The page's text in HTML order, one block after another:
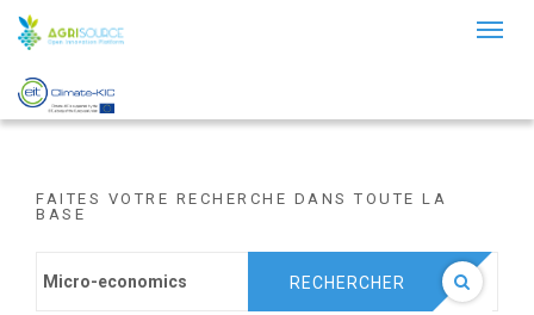
FAITES VOTRE RECHERCHE DANS TOUTE LA
BASE
RECHERCHER